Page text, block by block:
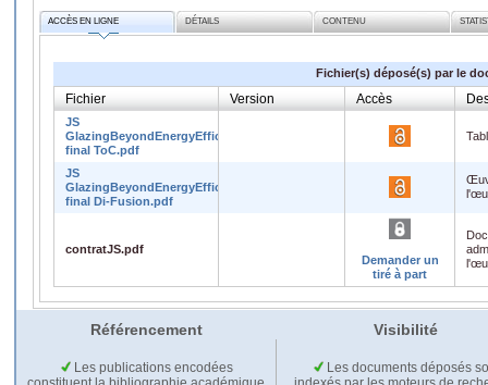
ACCÈS EN LIGNE DÉTAILS CONTENU
Fichier(s) déposé(s) par le
Fichier Version Accès
JS
GlazingBeyondEnergyEfficiency
final ToC.pdf
JS
GlazingBeyondEnergyEfficiency
final Di-Fusion.pdf
contratJS.pdf
Demander un
tiré à part
Référencement Visibilité
Les publications encodées
Les documents déposés